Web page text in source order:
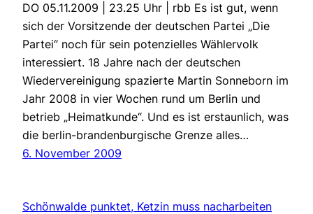
DO 05.11.2009 | 23.25 Uhr | rbb Es ist gut, wenn
sich der Vorsitzende der deutschen Partei „Die
Partei“ noch für sein potenzielles Wählervolk
interessiert. 18 Jahre nach der deutschen
Wiedervereinigung spazierte Martin Sonneborn im
Jahr 2008 in vier Wochen rund um Berlin und
betrieb „Heimatkunde“. Und es ist erstaunlich, was
die berlin-brandenburgische Grenze alles…
6. November 2009
Schönwalde punktet, Ketzin muss nacharbeiten